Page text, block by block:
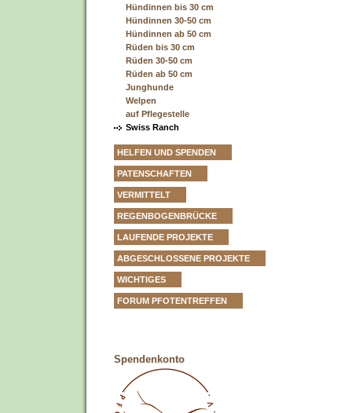
Hündinnen bis 30 cm
Hündinnen 30-50 cm
Hündinnen ab 50 cm
Rüden bis 30 cm
Rüden 30-50 cm
Rüden ab 50 cm
Junghunde
Welpen
auf Pflegestelle
Swiss Ranch
HELFEN UND SPENDEN
PATENSCHAFTEN
VERMITTELT
REGENBOGENBRÜCKE
LAUFENDE PROJEKTE
ABGESCHLOSSENE PROJEKTE
WICHTIGES
FORUM PFOTENTREFFEN
Spendenkonto